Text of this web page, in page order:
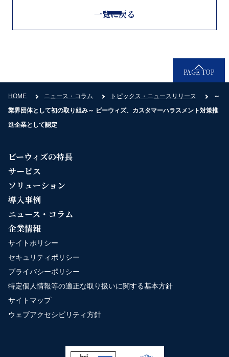
一覧に戻る
HOME ニュース・コラム トピックス・ニュースリリース
～
業界団体として初の取り組み～ ビーウィズ、カスタマーハラスメント対策推
進企業として認定
PAGE TOP
ビーウィズの特長
サービス
ソリューション
導入事例
ニュース・コラム
企業情報
サイトポリシー
セキュリティポリシー
プライバシーポリシー
特定個人情報等の適正な取り扱いに関する基本方針
サイトマップ
ウェブアクセシビリティ方針